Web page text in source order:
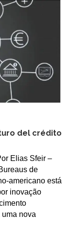
del crédito
Elias Sfeir –
de
americano está
inovação
nova